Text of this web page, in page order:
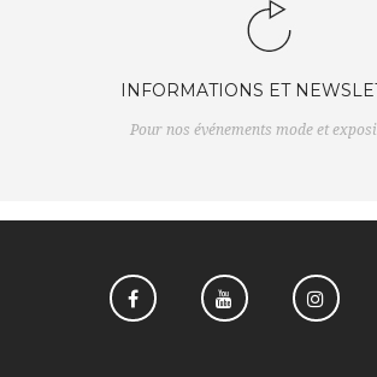
INFORMATIONS ET
Pour nos événements mode et